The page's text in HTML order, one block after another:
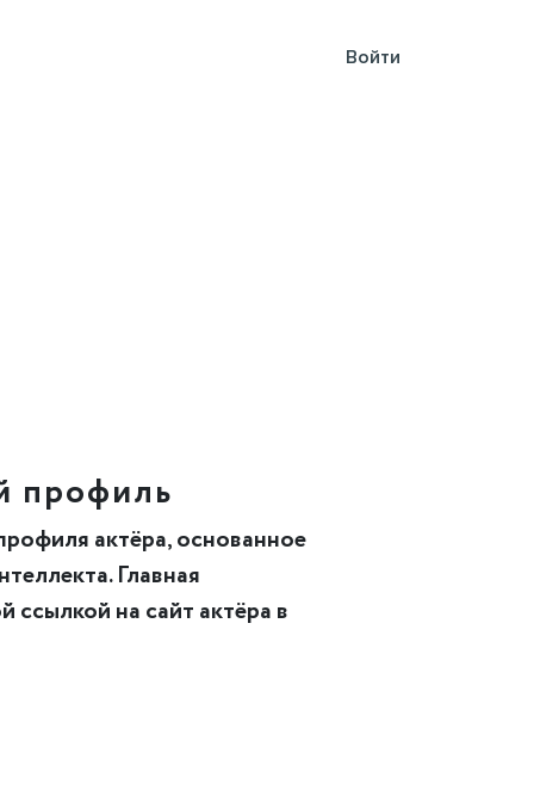
Войти
профиль
актёра, основанное
Главная
ссылкой на сайт актёра в